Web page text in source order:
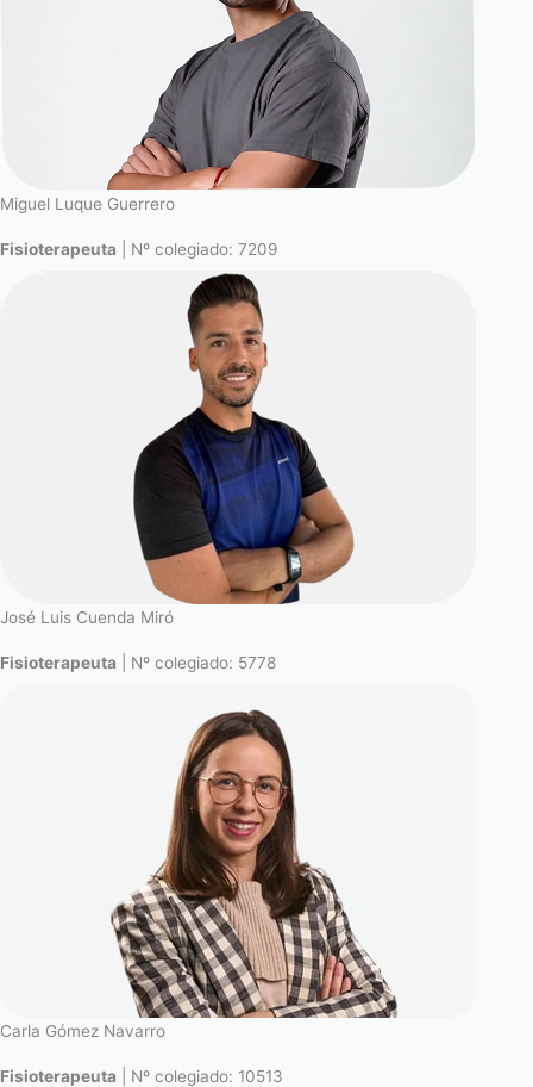
Miguel Luque Guerrero
Fisioterapeuta | Nº colegiado: 7209
José Luis Cuenda Miró
Fisioterapeuta | Nº colegiado: 5778
Carla Gómez Navarro
Fisioterapeuta | Nº colegiado: 10513